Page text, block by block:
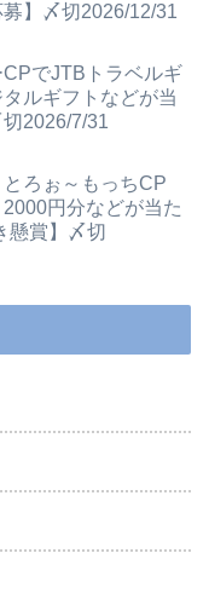
募】〆切2026/12/31
でJTBトラベルギ
ルギフトなどが当
2026/7/31
ろぉ～もっちCP
円分などが当た
懸賞】〆切